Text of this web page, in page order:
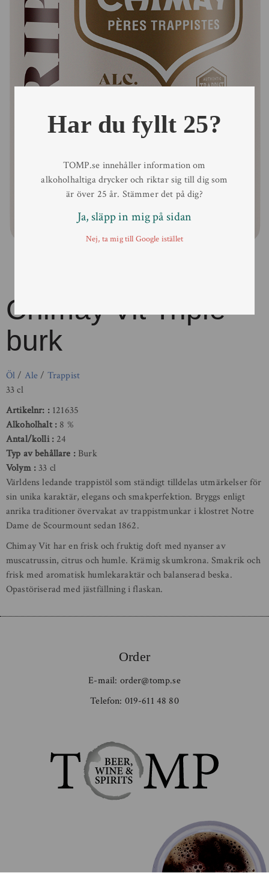
Chimay Vit Triple
burk
Öl/ Ale/ Trappist
33 cl
Artikelnr:
121635
Alkoholhalt
8 %
Antal/kolli
24
Typ av behållare
Burk
Volym 33 cl
Världens ledande trappistöl som ständigt tilldelas utmärkelser för
sin unika karaktär, elegans och smakperfektion. Bryggs enligt
anrika traditioner övervakat av trappistmunkar i klostret Notre
Dame de Scourmount sedan 1862.
Chimay Vit har en frisk och fruktig doft med nyanser av
muscatrussin, citrus och humle. Krämig skumkrona. Smakrik och
frisk med aromatisk humlekaraktär och balanserad beska.
Opastöriserad med jästfällning i flaskan.
Order
E-mail: order@tomp.se
Telefon: 019-611 48 80
Har du fyllt 25?
TOMP.se innehåller information om
alkoholhaltiga drycker och riktar sig till dig som
är över 25 år. Stämmer det på dig?
Ja, släpp in mig på sidan
Nej, ta mig till Google istället